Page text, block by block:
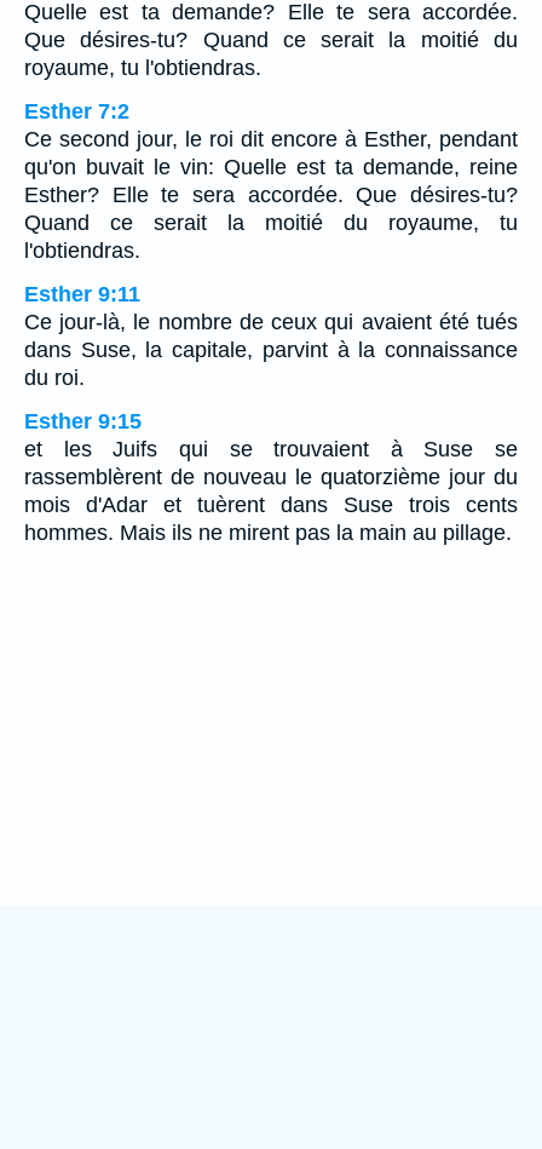
Quelle est ta demande? Elle te sera accordée.
Que désires-tu? Quand ce serait la moitié du
royaume, tu l'obtiendras.
Esther 7:2
Ce second jour, le roi dit encore à Esther, pendant
qu'on buvait le vin: Quelle est ta demande, reine
Esther? Elle te sera accordée. Que désires-tu?
Quand ce serait la moitié du royaume, tu
l'obtiendras.
Esther 9:11
Ce jour-là, le nombre de ceux qui avaient été tués
dans Suse, la capitale, parvint à la connaissance
du roi.
Esther 9:15
et les Juifs qui se trouvaient à Suse se
rassemblèrent de nouveau le quatorzième jour du
mois d'Adar et tuèrent dans Suse trois cents
hommes. Mais ils ne mirent pas la main au pillage.